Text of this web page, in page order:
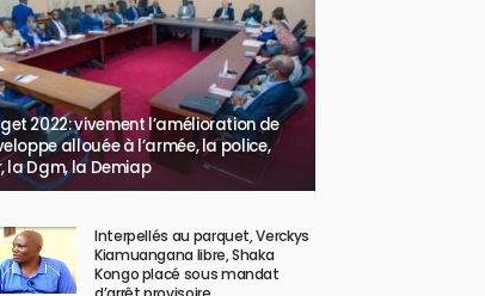
2022: vivement l’amélioration de
allouée à l’armée, la police,
la Dgm, la Demiap
Interpellés au parquet, Verckys
Kiamuangana libre, Shaka
Kongo placé sous mandat